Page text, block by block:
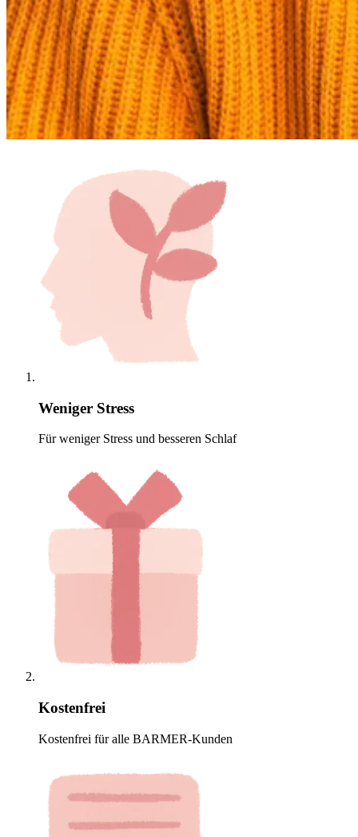
Weniger Stress
Für weniger Stress und besseren Schlaf
Kostenfrei
Kostenfrei für alle BARMER-Kunden